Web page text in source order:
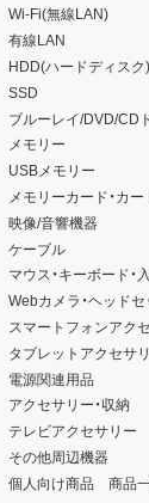
Wi-Fi(無線LAN)
有線LAN
HDD(ハードディスク
SSD
ブルーレイ/DVD/CD
メモリー
USBメモリー
メモリーカード・カ
映像/音響機器
ケーブル
マウス・キーボード・
Webカメラ・ヘッドセ
スマートフォンアク
タブレットアクセサ
電源関連用品
アクセサリー・収納
テレビアクセサリー
その他周辺機器
個人向け商品 商品